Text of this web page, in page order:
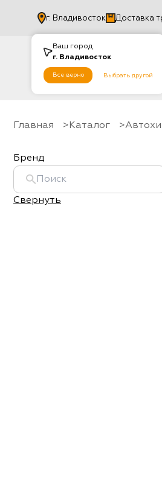
Ваш город
г. Владивосток
Все верно Выбрать другой
г. Владивосток Доставка
Главная Каталог
Бренд
Свернуть